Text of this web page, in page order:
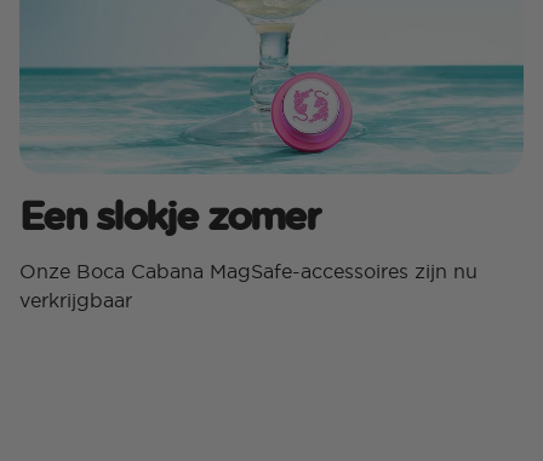
Een slokje zomer
Onze Boca Cabana MagSafe-accessoires zijn nu
verkrijgbaar